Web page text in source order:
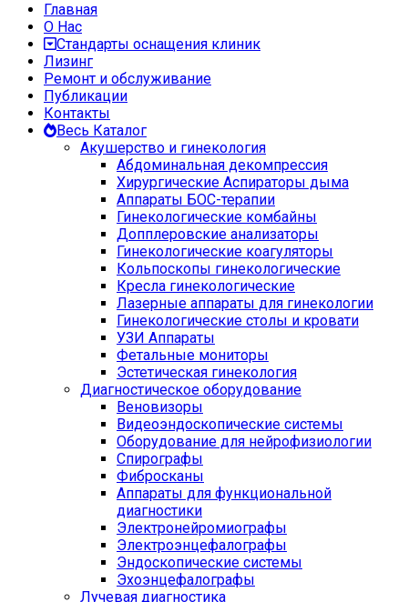
Главная
О Нас
Стандарты оснащения клиник
Лизинг
Ремонт и обслуживание
Публикации
Контакты
Весь Каталог
Акушерство и гинекология
Абдоминальная декомпрессия
Хирургические Аспираторы дыма
Аппараты БОС-терапии
Гинекологические комбайны
Допплеровские анализаторы
Гинекологические коагуляторы
Кольпоскопы гинекологические
Кресла гинекологические
Лазерные аппараты для гинекологии
Гинекологические столы и кровати
УЗИ Аппараты
Фетальные мониторы
Эстетическая гинекология
Диагностическое оборудование
Веновизоры
Видеоэндоскопические системы
Оборудование для нейрофизиологии
Спирографы
Фибросканы
Аппараты для функциональной
диагностики
Электронейромиографы
Электроэнцефалографы
Эндоскопические системы
Эхоэнцефалографы
Лучевая диагностика